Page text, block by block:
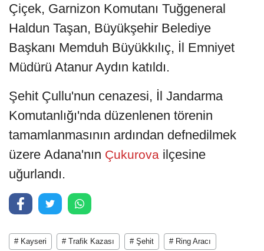
Çiçek, Garnizon Komutanı Tuğgeneral
Haldun Taşan, Büyükşehir Belediye
Başkanı Memduh Büyükkılıç, İl Emniyet
Müdürü Atanur Aydın katıldı.
Şehit Çullu'nun cenazesi, İl Jandarma
Komutanlığı'nda düzenlenen törenin
tamamlanmasının ardından defnedilmek
üzere Adana'nın Çukurova ilçesine
uğurlandı.
# Kayseri # Trafik Kazası # Şehit # Ring Aracı